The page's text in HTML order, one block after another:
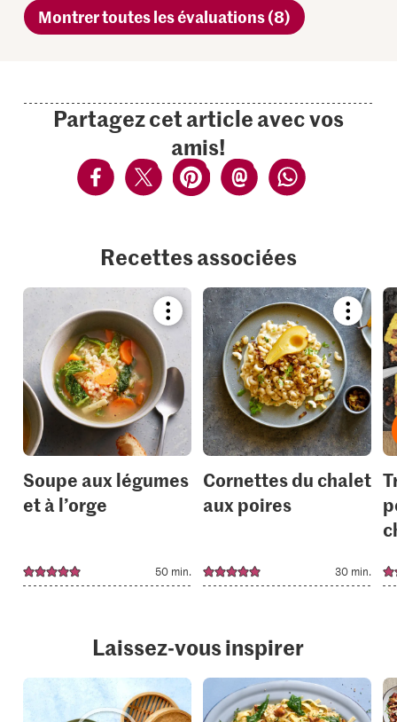
Montrer toutes les évaluations (8)
Partagez cet article avec vos
amis!
Recettes associées
Bookmark
recipe
add
it
to
your
collections.
Soupe aux légumes
et à l’orge
50 min.
recipe
or
add
it
to
your
Cornettes du chalet
aux poires
30 min.
Laissez-vous inspirer